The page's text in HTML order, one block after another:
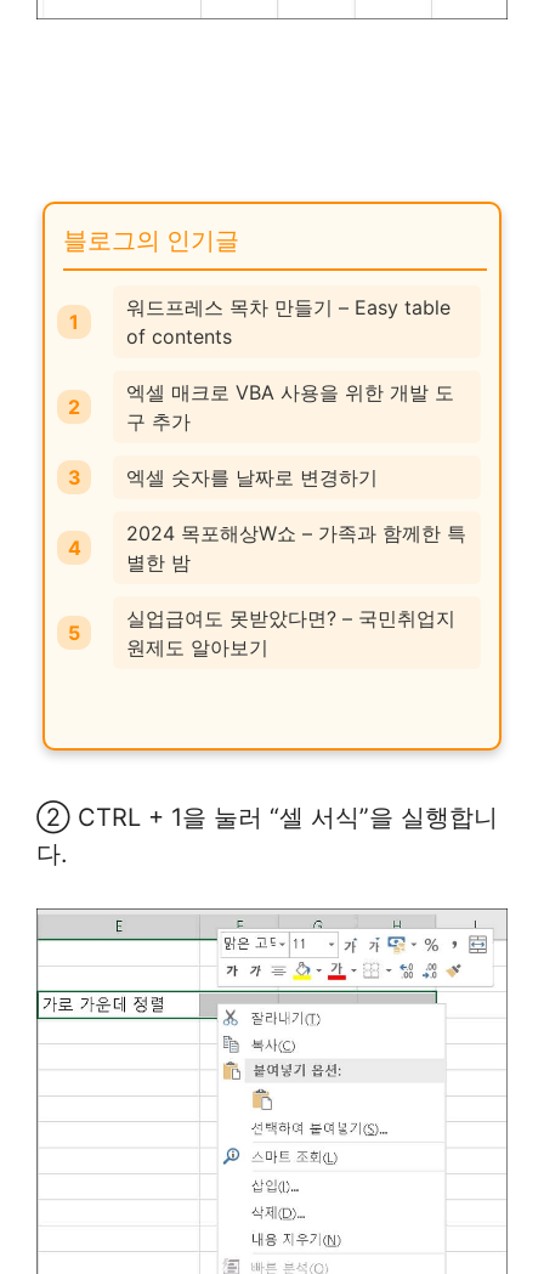
블로그의 인기글
워드프레스 목차 만들기 – Easy table
of contents
엑셀 매크로 VBA 사용을 위한 개발 도
구 추가
엑셀 숫자를 날짜로 변경하기
2024 목포해상W쇼 – 가족과 함께한 특
별한 밤
실업급여도 못받았다면? – 국민취업지
원제도 알아보기
② CTRL + 1을 눌러 “셀 서식”을 실행합니
다.